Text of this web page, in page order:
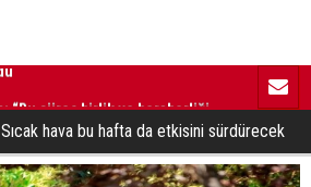
11:59 |
Sıcak hava bu hafta da etkisini sürdürecek